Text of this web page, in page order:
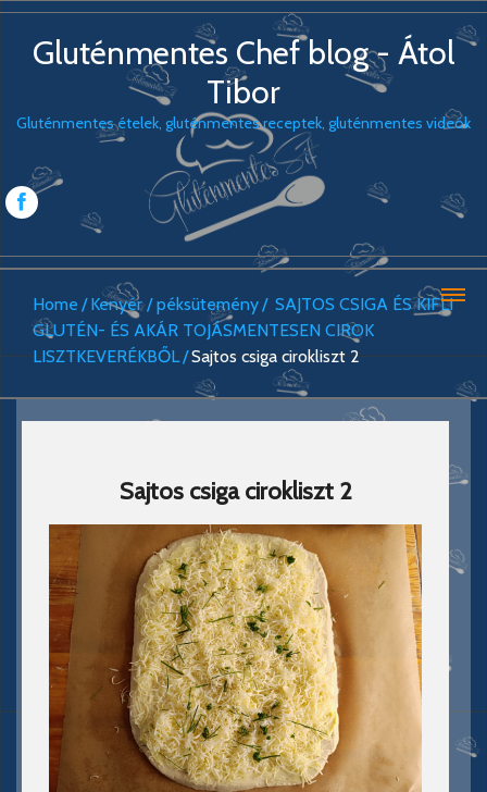
Gluténmentes Chef blog - Átol
Tibor
Gluténmentes ételek, gluténmentes receptek, gluténmentes videók
Home Kenyér / péksütemény
SAJTOS CSIGA ÉS KIFLI
GLUTÉN- ÉS AKÁR TOJÁSMENTESEN CIROK
LISZTKEVERÉKBŐL Sajtos csiga cirokliszt 2
Sajtos csiga cirokliszt 2